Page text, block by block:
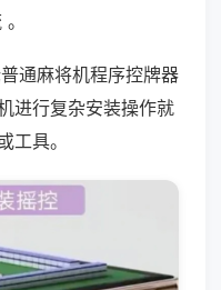
通麻将机程序控牌器
进行复杂安装操作就
工具。